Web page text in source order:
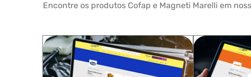
Encontre os produtos Cofap e Magneti Marelli em